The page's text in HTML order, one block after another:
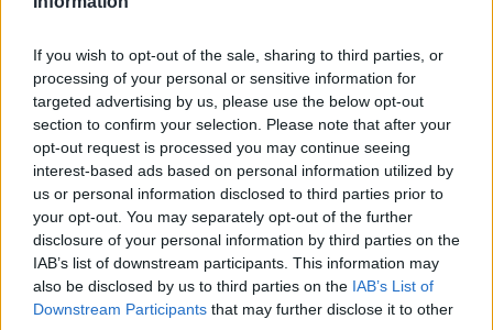
If you wish to opt-out of the sale, sharing to third parties, or
processing of your personal or sensitive information for
targeted advertising by us, please use the below opt-out
section to confirm your selection. Please note that after your
opt-out request is processed you may continue seeing
interest-based ads based on personal information utilized by
us or personal information disclosed to third parties prior to
your opt-out. You may separately opt-out of the further
disclosure of your personal information by third parties on the
IAB’s list of downstream participants. This information may
also be disclosed by us to third parties on the IAB’s List of
Downstream Participants that may further disclose it to other
της επέκτασης του Μετρό Θεσσαλονίκης προς
την Καλαμαριά